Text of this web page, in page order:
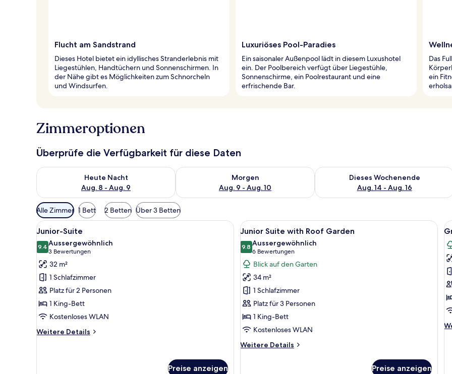
Flucht am Sandstrand
Dieses Hotel bietet ein idyllisches Stranderlebnis mit
Liegestühlen, Handtüchern und Sonnenschirmen. In
der Nähe gibt es Möglichkeiten zum Schnorcheln
und Windsurfen.
Luxuriöses Pool-Paradies
Ein saisonaler Außenpool lädt in diesem Luxushotel
ein. Der Poolbereich verfügt über Liegestühle,
Sonnenschirme, ein Poolrestaurant und eine
erfrischende Bar.
Das
ein
Zimmeroptionen
Überprüfe die Verfügbarkeit für diese Daten
Heute Nacht
Aug. 8 - Aug. 9
Überprüfe die Verfügbarkeit für heute Nacht, Aug. 8 - Aug. 9.
Morgen
Aug. 9 - Aug. 10
Überprüfe die Verfügbarkeit für morgen, Aug. 9 - Aug. 10.
Dieses Wochenende
Aug. 14 - Aug. 16
Überprüfe die Verfügbarkeit für
Verfügbare
Filter
für
Zimmer
Alle Zimmer 1 Bett 2 Betten Über 3 Betten
Alle
Fotos
für
Junior-
Suite
anzeigen
Hochwertige Bettwaren, Daunenbettdecken
7
Junior-Suite
9.49.4 von 10
Aussergewöhnlich
3 Bewertungen
(3
Bewertungen)
32 m²
1 Schlafzimmer
Platz für 2 Personen
1 King-Bett
Kostenloses WLAN
Weitere Details
Weitere
Preise anzeigen
Alle
Fotos
für
Junior
Suite
with
Roof
Garden
anzeigen
Hochwertige Bettwaren,
6
Junior Suite with Roof Garden
9.89.8 von 10
Aussergewöhnlich
6 Bewertungen
(6
Bewertungen)
Blick auf den Garten
34 m²
1 Schlafzimmer
Platz für 3 Personen
1 King-Bett
Kostenloses WLAN
Weitere Details
Weitere
Preise anzeigen